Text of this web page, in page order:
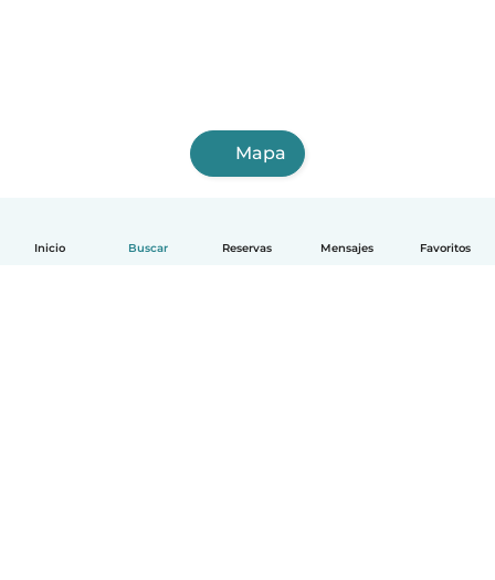
Inicio Buscar Reservas Mensajes Favoritos
Mapa